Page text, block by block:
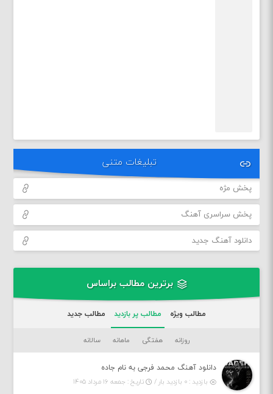
تبلیغات متنی
پخش مژه
پخش سراسری آهنگ
دانلود آهنگ جدید
برترین مطالب براساس
مطالب ویژه مطالب پر بازدید مطالب جدید
روزانه هفتگی ماهانه سالانه
دانلود آهنگ محمد فرجی به نام جاده
بازدید : ۰ بازدید بار /
تاریخ : جمعه ۱۶ مرداد ۱۴۰۵